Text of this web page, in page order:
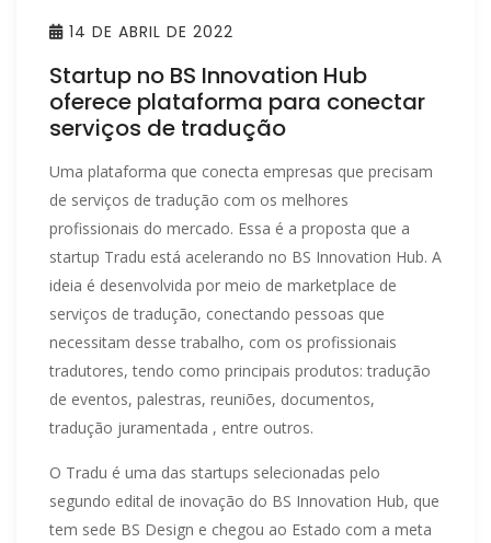
14 DE ABRIL DE 2022
Startup no BS Innovation Hub
oferece plataforma para conectar
serviços de tradução
Uma plataforma que conecta empresas que precisam
de serviços de tradução com os melhores
profissionais do mercado. Essa é a proposta que a
startup Tradu está acelerando no BS Innovation Hub. A
ideia é desenvolvida por meio de marketplace de
serviços de tradução, conectando pessoas que
necessitam desse trabalho, com os profissionais
tradutores, tendo como principais produtos: tradução
de eventos, palestras, reuniões, documentos,
tradução juramentada , entre outros.
O Tradu é uma das startups selecionadas pelo
segundo edital de inovação do BS Innovation Hub, que
tem sede BS Design e chegou ao Estado com a meta